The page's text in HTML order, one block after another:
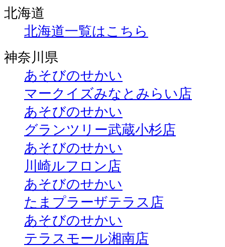
北海道
北海道一覧はこちら
神奈川県
あそびのせかい
マークイズみなとみらい店
あそびのせかい
グランツリー武蔵小杉店
あそびのせかい
川崎ルフロン店
あそびのせかい
たまプラーザテラス店
あそびのせかい
テラスモール湘南店